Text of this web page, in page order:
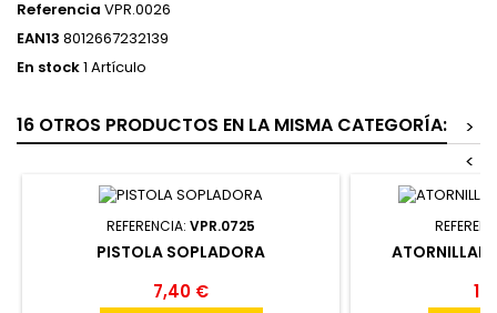
Referencia VPR.0026
EAN13 8012667232139
En stock1 Artículo
16 OTROS PRODUCTOS EN LA MISMA CATEGORÍA:
>
<
REFERENCIA: VPR.0725
PISTOLA SOPLADORA
7,40 €